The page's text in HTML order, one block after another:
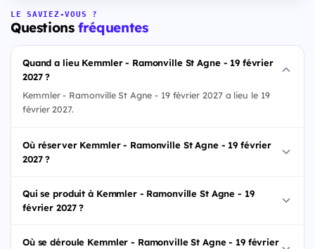
LE SAVIEZ-VOUS ?
Questionsfréquentes
Quand a lieu Kemmler - Ramonville St Agne - 19 février
2027 ?
Kemmler - Ramonville St Agne - 19 février 2027 a lieu le 19
février 2027.
Où réserver Kemmler - Ramonville St Agne - 19 février
2027 ?
Qui se produit à Kemmler - Ramonville St Agne - 19
février 2027 ?
Où se déroule Kemmler - Ramonville St Agne - 19 février